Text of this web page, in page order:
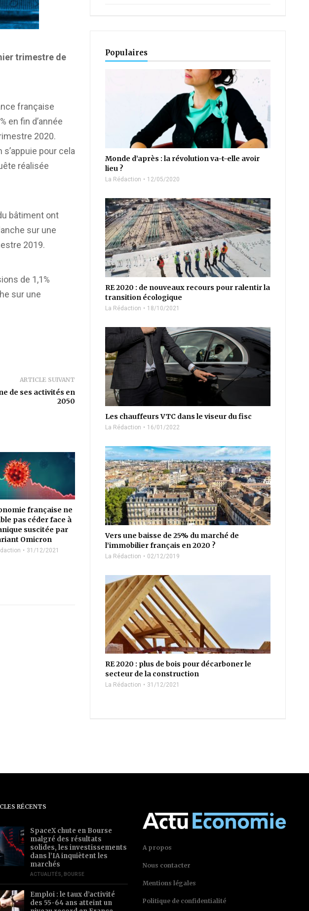
trimestre de
française
en fin d’année
2020.
pour cela
réalisée
bâtiment ont
sur une
2019.
de 1,1%
sur une
ARTICLE SUIVANT
de ses activités en
2050
française ne
pas céder face à
suscitée par
Omicron
31/12/2021
Populaires
Monde d’après : la révolution va-t-elle avoir
lieu ?
La Rédaction 12/05/2020
RE 2020 : de nouveaux recours pour ralentir la
transition écologique
La Rédaction 18/10/2021
Les chauffeurs VTC dans le viseur du fisc
La Rédaction 16/01/2022
Vers une baisse de 25% du marché de
l’immobilier français en 2020 ?
La Rédaction 02/12/2019
RE 2020 : plus de bois pour décarboner le
secteur de la construction
La Rédaction 31/12/2021
RÉCENTS
SpaceX chute en Bourse
malgré des résultats
solides, les investissements
dans l’IA inquiètent les
marchés
ACTUALITÉS, BOURSE
Emploi : le taux d’activité
des 55-64 ans atteint un
A propos
Nous contacter
Mentions légales
Politique de confidentialité